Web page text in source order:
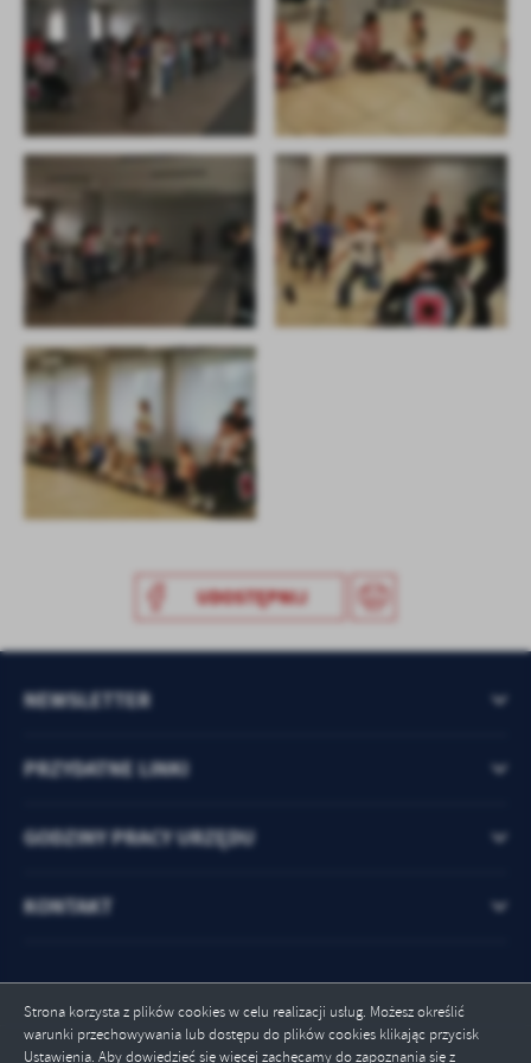
Strona korzysta z plików cookies w celu realizacji usług. Możesz określić
warunki przechowywania lub dostępu do plików cookies klikając przycisk
Ustawienia. Aby dowiedzieć się więcej zachęcamy do zapoznania się z
UDOSTĘPNIJ
PRZYDATNE LINKI
NEWSLETTER
GODZINY PRACY URZĘDU
KONTAKT